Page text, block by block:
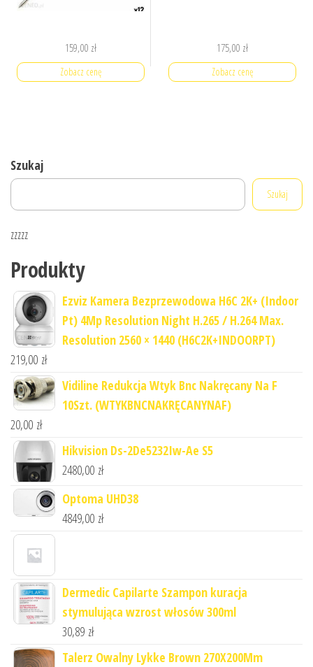
159,00 zł
Zobacz cenę
175,00 zł
Zobacz cenę
Szukaj
Szukaj
zzzzz
Produkty
Ezviz Kamera Bezprzewodowa H6C 2K+ (Indoor
Pt) 4Mp Resolution Night H.265 / H.264 Max.
Resolution 2560 × 1440 (H6C2K+INDOORPT)
219,00 zł
Vidiline Redukcja Wtyk Bnc Nakręcany Na F
10Szt. (WTYKBNCNAKRĘCANYNAF)
20,00 zł
Hikvision Ds-2De5232Iw-Ae S5
2480,00 zł
Optoma UHD38
4849,00 zł
Dermedic Capilarte Szampon kuracja
stymulująca wzrost włosów 300ml
30,89 zł
Talerz Owalny Lykke Brown 270X200Mm